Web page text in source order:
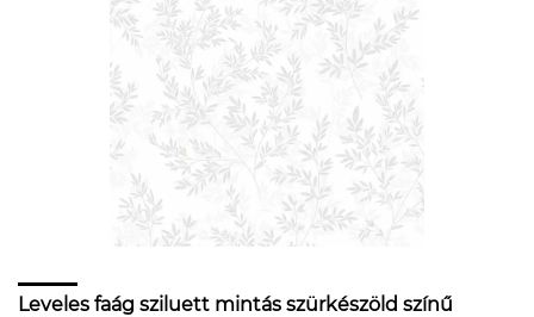
Leveles faág sziluett mintás szürkészöld színű